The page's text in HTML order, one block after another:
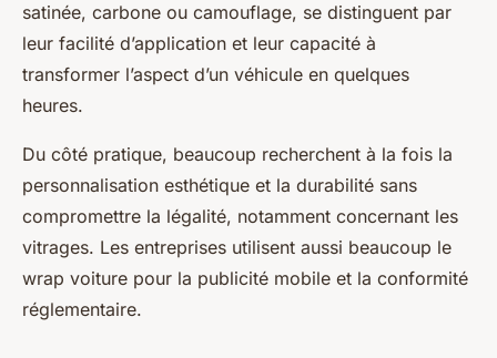
satinée, carbone ou camouflage, se distinguent par
leur facilité d’application et leur capacité à
transformer l’aspect d’un véhicule en quelques
heures.
Du côté pratique, beaucoup recherchent à la fois la
personnalisation esthétique et la durabilité sans
compromettre la légalité, notamment concernant les
vitrages. Les entreprises utilisent aussi beaucoup le
wrap voiture pour la publicité mobile et la conformité
réglementaire.